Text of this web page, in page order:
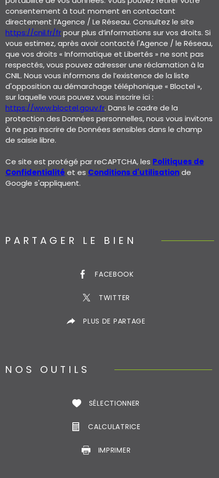
consentement à tout moment en contactant
directement l’Agence / Le Réseau. Consultez le site
https://cnil.fr/frpour plus d’informations sur vos droits. Si
vous estimez, après avoir contacté l'Agence / le Réseau,
que vos droits « Informatique et Libertés » ne sont pas
respectés, vous pouvez adresser une réclamation à la
CNIL. Nous vous informons de l’existence de la liste
d'opposition au démarchage téléphonique « Bloctel »,
sur laquelle vous pouvez vous inscrire ici :
https://www.bloctel.gouv.fr. Dans le cadre de la
protection des Données personnelles, nous vous invitons
à ne pas inscrire de Données sensibles dans le champ
de saisie libre.
Ce site est protégé par reCAPTCHA, les Politiques de
Confidentialité et es Conditions d'utilisationde
Google s'appliquent.
PARTAGER LE BIEN
FACEBOOK
TWITTER
PLUS DE PARTAGE
NOS OUTILS
SÉLECTIONNER
CALCULATRICE
IMPRIMER